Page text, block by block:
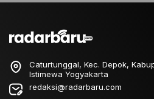
Caturtunggal, Kec. Depok,
Istimewa Yogyakarta
redaksi@radarbaru.com